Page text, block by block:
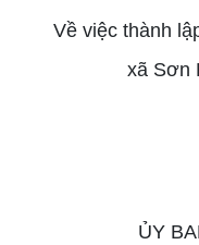
Về việc thành
xã Sơn
ỦY